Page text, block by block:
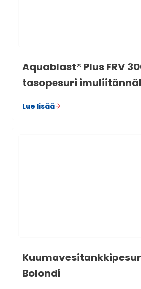
Aquablast® Plus FRV
taso­pe­suri
Lue lisää
Bolondi